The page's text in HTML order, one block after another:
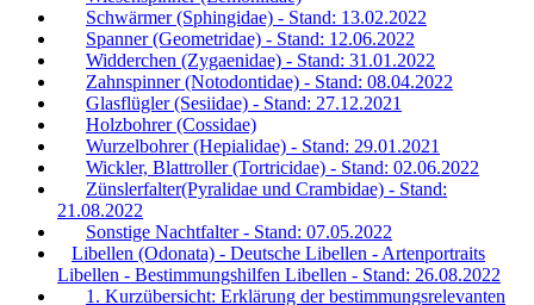
Schwärmer (Sphingidae) - Stand: 13.02.2022
Spanner (Geometridae) - Stand: 12.06.2022
Widderchen (Zygaenidae) - Stand: 31.01.2022
Zahnspinner (Notodontidae) - Stand: 08.04.2022
Glasflügler (Sesiidae) - Stand: 27.12.2021
Holzbohrer (Cossidae)
Wurzelbohrer (Hepialidae) - Stand: 29.01.2021
Wickler, Blattroller (Tortricidae) - Stand: 02.06.2022
Zünslerfalter(Pyralidae und Crambidae) - Stand:
21.08.2022
Sonstige Nachtfalter - Stand: 07.05.2022
Libellen (Odonata) - Deutsche Libellen - Artenportraits
Libellen - Bestimmungshilfen Libellen - Stand: 26.08.2022
1. Kurzübersicht: Erklärung der bestimmungsrelevanten